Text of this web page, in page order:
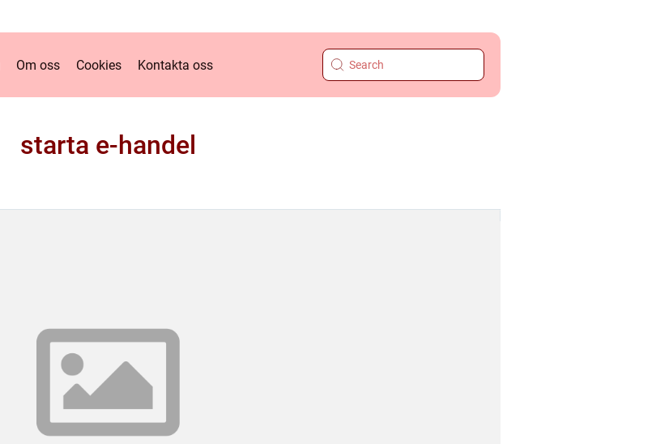
Om oss Cookies Kontakta oss
starta e-handel